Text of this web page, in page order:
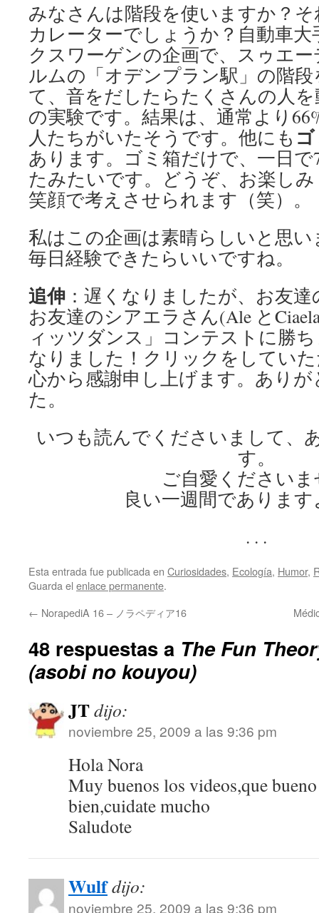
みなさんは階段を使いますか？
カレーターでしょうか？自動車
クスワーゲンの企画で、スゥエ
ルムの「オデンプラン駅」の階
て、音をだしたらたくさんの人
の実験です。結果は、通常より
人たちがいたそうです。他にも
あります。ゴミ箱だけで、一日
たみたいです。どうぞ、お楽し
笑顔で考えさせられます（笑）。
私はこの企画は素晴らしいと思い
毎日経験できたらいいですね。
追伸 ：遅くなりましたが、お友
お友達のシアエラさん(Ale と
ィッツダンス」コンテストに勝
なりました！クリックをしてい
心から感謝申し上げます。あり
た。
いつも読んでくださいまして、
す。
ご自愛くださいま
良い一週間でありま
. . .
Esta entrada fue publicada en Curiosidades, Ecología, Humor,
Guarda el enlace permanente.
← NorapediA 16 – ノラペディア16
48 respuestas a The Fun
(asobi no kouyou)
JTdijo:
noviembre 25, 2009 a las 9:36 pm
Hola Nora
Muy buenos los videos,que bueno
bien,cuidate mucho
Saludote
Wulfdijo:
noviembre 25, 2009 a las 9:36 pm